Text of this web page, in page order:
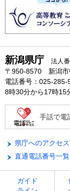
新潟県庁 法人
〒950-8570 新潟市
電話番号：025-285-
8時30分から17時15
手話で電
県庁へのアクセス
直通電話番号一覧
ガイド